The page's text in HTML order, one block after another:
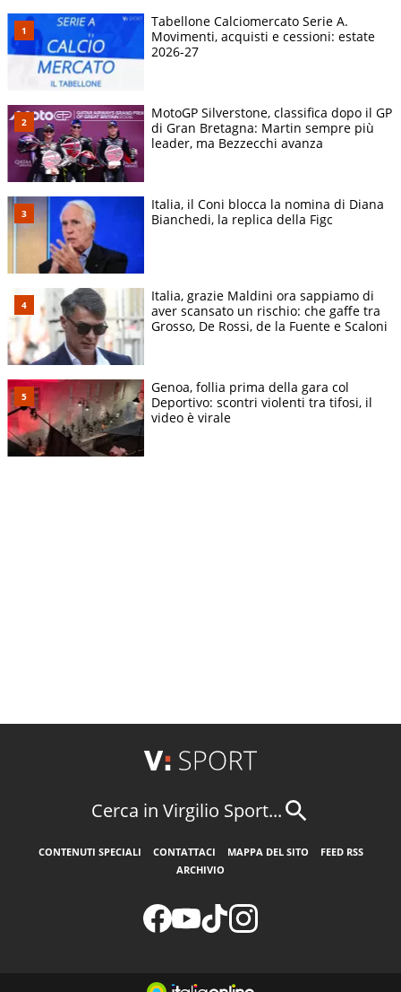
Tabellone Calciomercato Serie A.
Movimenti, acquisti e cessioni: estate
2026-27
MotoGP Silverstone, classifica dopo il GP
di Gran Bretagna: Martin sempre più
leader, ma Bezzecchi avanza
Italia, il Coni blocca la nomina di Diana
Bianchedi, la replica della Figc
Italia, grazie Maldini ora sappiamo di
aver scansato un rischio: che gaffe tra
Grosso, De Rossi, de la Fuente e Scaloni
Genoa, follia prima della gara col
Deportivo: scontri violenti tra tifosi, il
video è virale
Cerca in Virgilio Sport...
CONTENUTI SPECIALI CONTATTACI MAPPA DEL SITO
FEED RSS
ARCHIVIO